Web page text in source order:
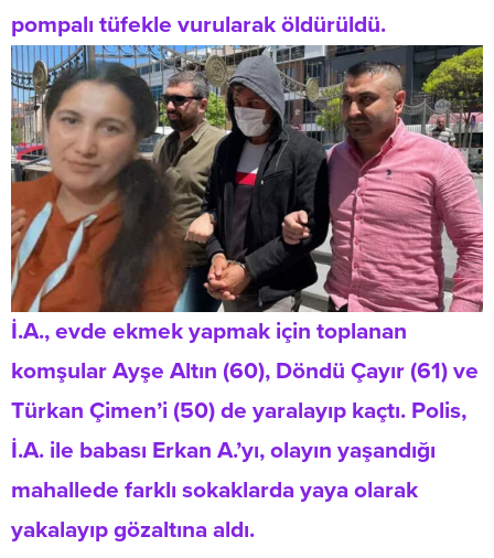
pompalı tüfekle vurularak öldürüldü.
İ.A., evde ekmek yapmak için toplanan
komşular Ayşe Altın (60), Döndü Çayır (61) ve
Türkan Çimen’i (50) de yaralayıp kaçtı. Polis,
İ.A. ile babası Erkan A.’yı, olayın yaşandığı
mahallede farklı sokaklarda yaya olarak
yakalayıp gözaltına aldı.